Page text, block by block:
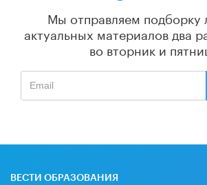
Мы отправляем подборку
актуальных материалов два
во вторник и
ВЕСТИ ОБРАЗОВАНИЯ